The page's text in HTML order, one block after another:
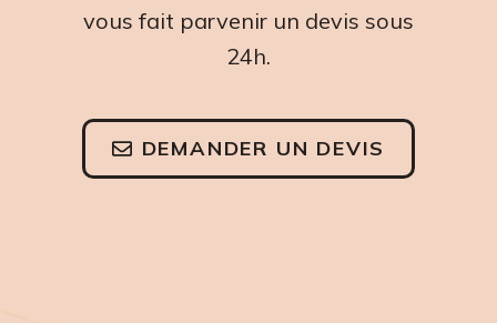
vous fait parvenir un devis sous
24h.
DEMANDER UN DEVIS